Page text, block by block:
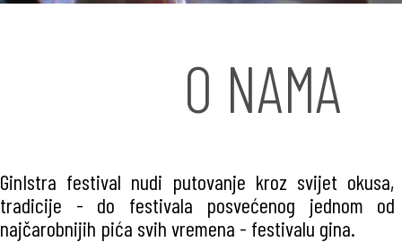
O NAMA
GinIstra festival nudi putovanje kroz svijet
tradicije - do festivala posvećenog jednom
najčarobnijih pića svih vremena - festivalu gina.